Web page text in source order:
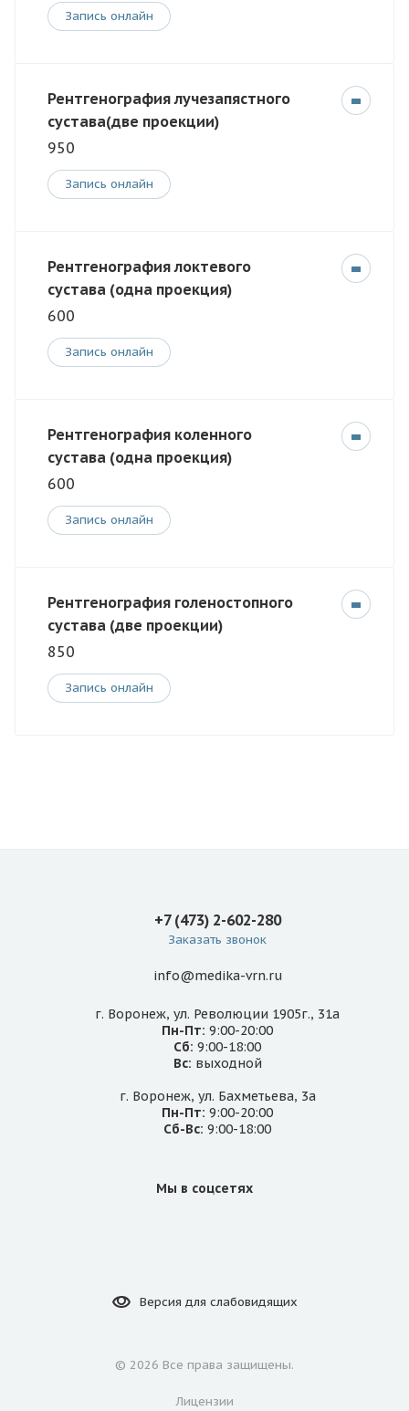
Запись онлайн
Рентгенография лучезапястного
сустава(две проекции)
950
Запись онлайн
Рентгенография локтевого
сустава (одна проекция)
600
Запись онлайн
Рентгенография коленного
сустава (одна проекция)
600
Запись онлайн
Рентгенография голеностопного
сустава (две проекции)
850
Запись онлайн
+7 (473) 2-602-280
Заказать звонок
info@medika-vrn.ru
г. Воронеж, ул. Революции 1905г., 31а
Пн-Пт: 9:00-20:00
Сб: 9:00-18:00
Вс: выходной
г. Воронеж, ул. Бахметьева, 3а
Пн-Пт: 9:00-20:00
Сб-Вс: 9:00-18:00
Мы в соцсетях
Версия для слабовидящих
© 2026 Все права защищены.
Лицензии